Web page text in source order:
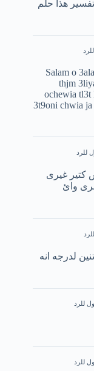
هذا حلم
Salam o
thjm
ochewia tl3t
3t9oni chwia
للرد
كتير غيرى
وائ
لدرجه انه
للرد
للرد